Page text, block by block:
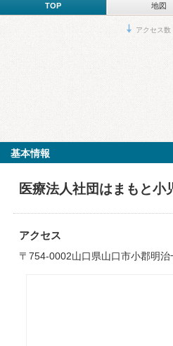
TOP 地図
アクセス
基本情報
医療法人社団はまもと小
アクセス
〒754-0002山口県山口市小郡明